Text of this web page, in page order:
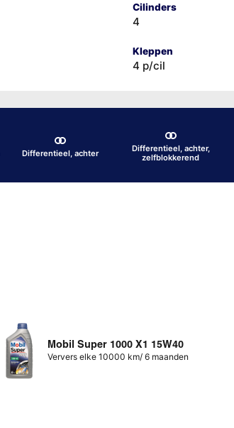
Cilinders
4
Kleppen
4 p/cil
Differentieel, achter
Differentieel, achter,
zelfblokkerend
Mobil Super 1000 X1 15W40
Ververs elke 10000 km/ 6 maanden